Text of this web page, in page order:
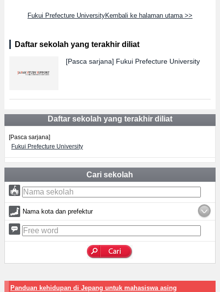
Fukui Prefecture UniversityKembali ke halaman utama >>
Daftar sekolah yang terakhir diliat
[Pasca sarjana] Fukui Prefecture University
Daftar sekolah yang terakhir diliat
[Pasca sarjana]
Fukui Prefecture University
Cari sekolah
Nama kota dan prefektur
Panduan kehidupan di Jepang untuk mahasiswa asing